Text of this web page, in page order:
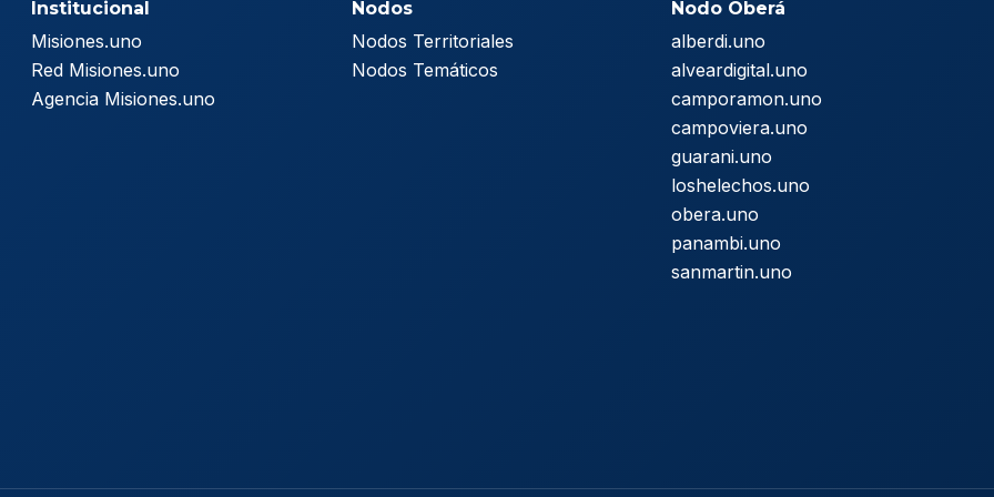
Institucional
Misiones.uno
Red Misiones.uno
Agencia Misiones.uno
Nodos
Nodos Territoriales
Nodos Temáticos
Nodo Oberá
alberdi.uno
alveardigital.uno
camporamon.uno
campoviera.uno
guarani.uno
loshelechos.uno
obera.uno
panambi.uno
sanmartin.uno